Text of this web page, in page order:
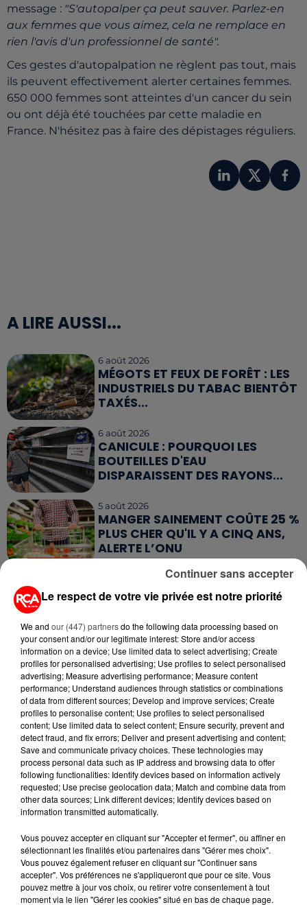
message : "S'autopalper ça peut sauver. Parlez-en
aux femmes que vous aimez, cela ne remplace en
rien l'avis d'un professionnel de santé".
Ces gestes d'autopalpation ne règlent pas tout, mais
ils peuvent effectivement alerter certaines femmes.
650 000 femmes sont atteintes d'un cancer du sein
ou ont déjà été touchées par cette maladie en
France. N'hésitez pas à faire des dépistages réguliers.
A LIRE AUSSI...
6 août 2026
MÉGOTS ET FEUX DE FORÊT : LES
INDUSTRIELS DU TABAC BIENTÔT
TAXÉS...
6 août 2026
CANICULE : POURQUOI LES
BOUTEILLES D'EAU
DISPARAISSENT DES RAYONS...
5 août 2026
MANGER SAINEMENT COÛTE 25 %
PLUS CHER QU'IL Y A CINQ ANS,
ALERTE L’ONU
QUELLES SONT LES MARQUES QUI
OFFRENT LE MEILLEUR RAPPORT...
5 août 2026
MOUCHES : LES 5 RÉFLEXES À
ADOPTER POUR ÉVITER
L'INVASION CET ÉTÉ...
4 août 2026
ÉCLIPSE SOLAIRE DU 12 AOÛT : LA
RUÉE VERS LES LUNETTES DE...
RETROUVEZ TOUTE L'ACTU DE LA RÉGION ET
RECEVEZ LES ALERTES INFOS DE LA RÉDACTION
EN TÉLÉCHARGEANT L'APPLICATION MOBILE
RCA
Le respect de votre vie privée est notre priorité
We and our (447) partnersdo the following data processing based on
your consent and/or our legitimate interest: Store and/or access
information on a device; Use limited data to select advertising; Create
profiles for personalised advertising; Use profiles to select personalised
advertising; Measure advertising performance; Measure content
performance; Understand audiences through statistics or combinations
of data from different sources; Develop and improve services; Create
profiles to personalise content; Use profiles to select personalised
content; Use limited data to select content; Ensure security, prevent and
detect fraud, and fix errors; Deliver and present advertising and content;
Save and communicate privacy choices. These technologies may
process personal data such as IP address and browsing data to offer
following functionalities: Identify devices based on information actively
requested; Use precise geolocation data; Match and combine data from
other data sources; Link different devices; Identify devices based on
information transmitted automatically.
Vous pouvez accepter en cliquant sur "Accepter et fermer", ou affiner en
sélectionnant les finalités et/ou partenaires dans "Gérer mes choix".
Vous pouvez également refuser en cliquant sur "Continuer sans
accepter". Vos préférences ne s'appliqueront que pour ce site. Vous
pouvez mettre à jour vos choix, ou retirer votre consentement à tout
moment via le lien "Gérer les cookies" situé en bas de chaque page.
Continuer sans accepter